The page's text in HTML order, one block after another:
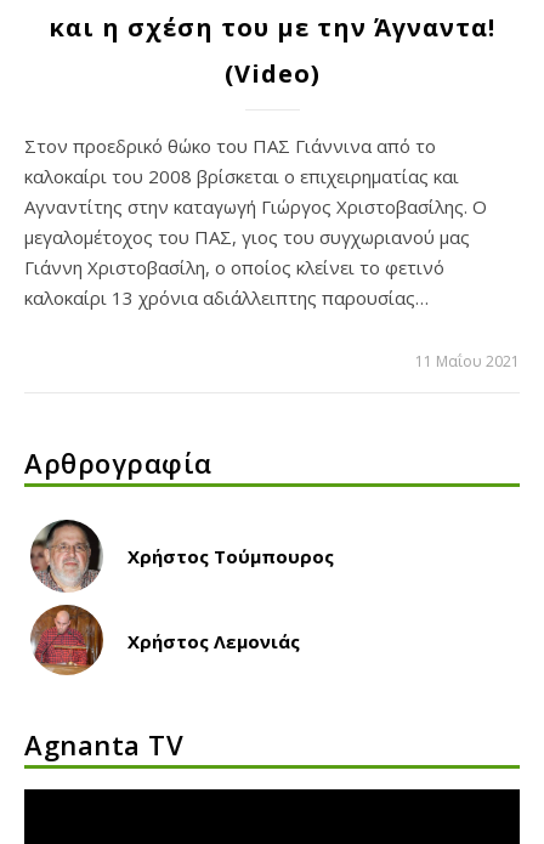
και η σχέση του με την Άγναντα!
(Video)
Στον προεδρικό θώκο του ΠΑΣ Γιάννινα από το
καλοκαίρι του 2008 βρίσκεται ο επιχειρηματίας και
Αγναντίτης στην καταγωγή Γιώργος Χριστοβασίλης. Ο
μεγαλομέτοχος του ΠΑΣ, γιος του συγχωριανού μας
Γιάννη Χριστοβασίλη, ο οποίος κλείνει το φετινό
καλοκαίρι 13 χρόνια αδιάλλειπτης παρουσίας…
11 Μαΐου 2021
Αρθρογραφία
Χρήστος Τούμπουρος
Χρήστος Λεμονιάς
Agnanta TV